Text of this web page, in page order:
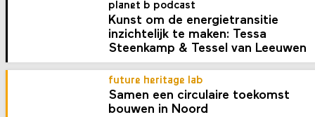
planet b podcast
Kunst om de energietransitie
inzichtelijk te maken: Tessa
Steenkamp & Tessel van Leeuwen
future heritage lab
Samen een circulaire toekomst
bouwen in Noord